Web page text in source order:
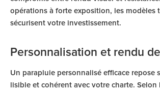
opérations à forte exposition, les modèles
sécurisent votre investissement.
Personnalisation et rendu
Un parapluie personnalisé efficace repose
lisible et cohérent avec votre charte. Selon